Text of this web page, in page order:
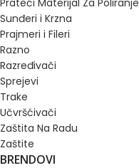
Sunđeri i Krzna
Prajmeri i Fileri
Razno
Razređivači
Sprejevi
Trake
Učvršćivači
Zaštita Na Radu
Zaštite
BRENDOVI